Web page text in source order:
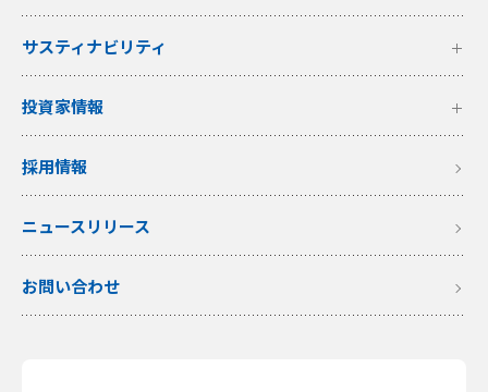
サスティナビリティ
投資家情報
採用情報
ニュースリリース
お問い合わせ